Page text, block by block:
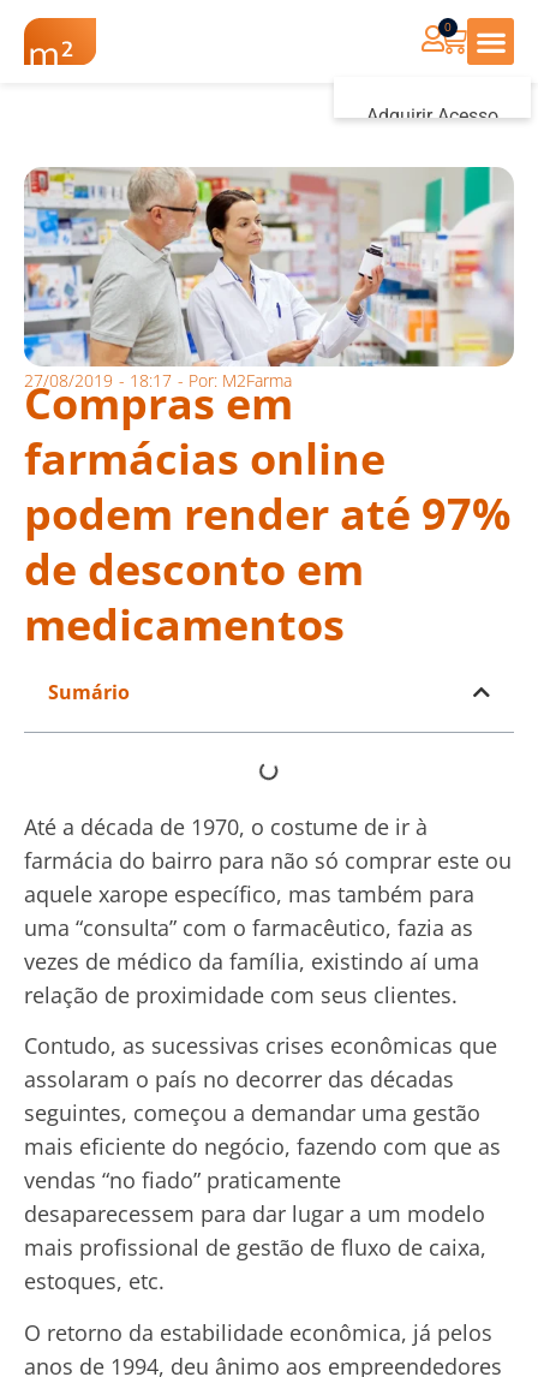
Adquirir Acesso
0
27/08/2019 - 18:17 - Por: M2Farma
Compras em
farmácias online
podem render até 97%
de desconto em
medicamentos
Sumário
Até a década de 1970, o costume de ir à
farmácia do bairro para não só comprar este ou
aquele xarope específico, mas também para
uma “consulta” com o farmacêutico, fazia as
vezes de médico da família, existindo aí uma
relação de proximidade com seus clientes.
Contudo, as sucessivas crises econômicas que
assolaram o país no decorrer das décadas
seguintes, começou a demandar uma gestão
mais eficiente do negócio, fazendo com que as
vendas “no fiado” praticamente
desaparecessem para dar lugar a um modelo
mais profissional de gestão de fluxo de caixa,
estoques, etc.
O retorno da estabilidade econômica, já pelos
anos de 1994, deu ânimo aos empreendedores